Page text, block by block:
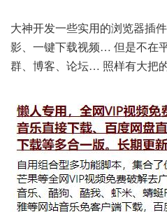
大神开发一些实用的浏览器插
影、一键下载视频… 但是不在
群、博客、论坛… 照样有大把